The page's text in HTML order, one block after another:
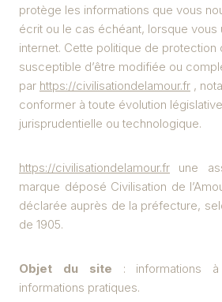
protège les informations que vous
écrit ou le cas échéant, lorsque vous
internet. Cette politique de
susceptible d’être modifiée ou
par https://civilisationdelamour.fr ,
conformer à toute évolution
jurisprudentielle ou technologique.
https://civilisationdelamour.fr une
marque déposé Civilisation de
déclarée auprès de la préfecture,
de 1905.
Objet du site : informations à
informations pratiques.